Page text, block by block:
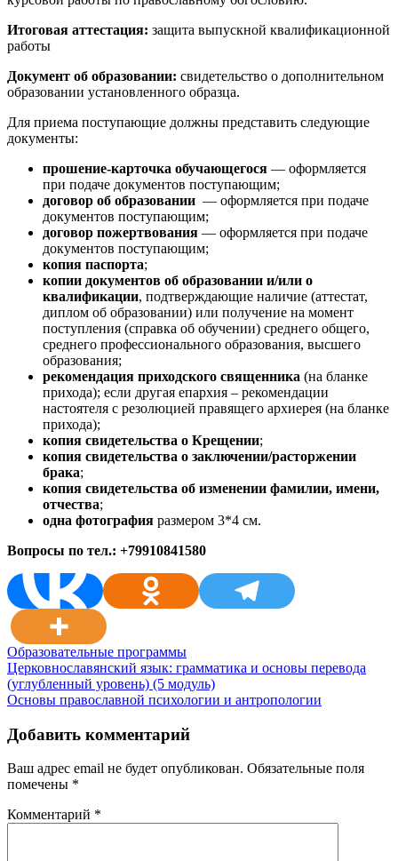
Итоговая аттестация: защита выпускной квалификационной
работы
Документ об образовании: свидетельство о дополнительном
образовании установленного образца.
Для приема поступающие должны представить следующие
документы:
прошение-карточка обучающегося — оформляется
при подаче документов поступающим;
договор об образовании — оформляется при подаче
документов поступающим;
договор пожертвования — оформляется при подаче
документов поступающим;
копия паспорта;
копии документов об образовании и/или о
квалификации, подтверждающие наличие (аттестат,
диплом об образовании) или получение на момент
поступления (справка об обучении) среднего общего,
среднего профессионального образования, высшего
образования;
рекомендация приходского священника (на бланке
прихода); если другая епархия – рекомендации
настоятеля с резолюцией правящего архиерея (на бланке
прихода);
копия свидетельства о Крещении;
копия свидетельства о заключении/расторжении
брака;
копия свидетельства об изменении фамилии, имени,
отчества;
одна фотография размером 3*4 см.
Вопросы по тел.: +79910841580
Образовательные программы
Навигация
по
Церковнославянский язык: грамматика и основы перевода
(углубленный уровень) (5 модуль)
Основы православной психологии и антропологии
Добавить комментарий
Ваш адрес email не будет опубликован. Обязательные поля
помечены *
Комментарий *